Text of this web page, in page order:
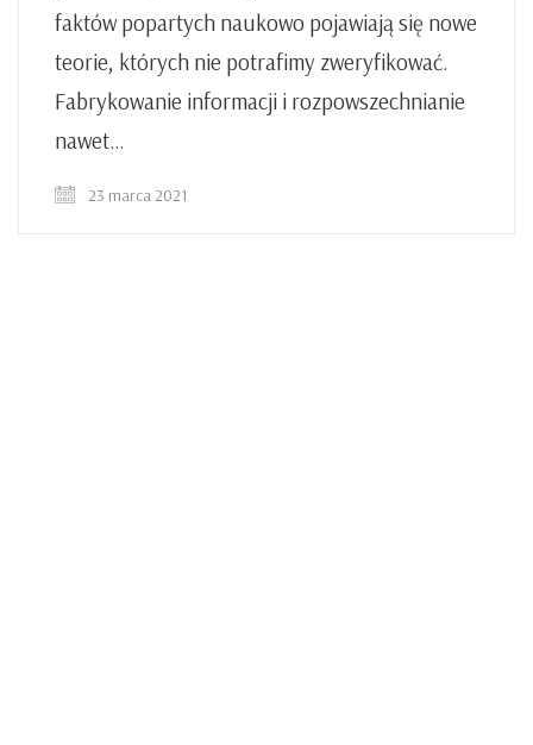
faktów popartych naukowo pojawiają się nowe
teorie, których nie potrafimy zweryfikować.
Fabrykowanie informacji i rozpowszechnianie
nawet…
23 marca 2021